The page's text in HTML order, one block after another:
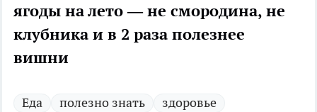
ягоды на лето — не смородина, не
клубника и в 2 раза полезнее
вишни
Еда полезно знать здоровье